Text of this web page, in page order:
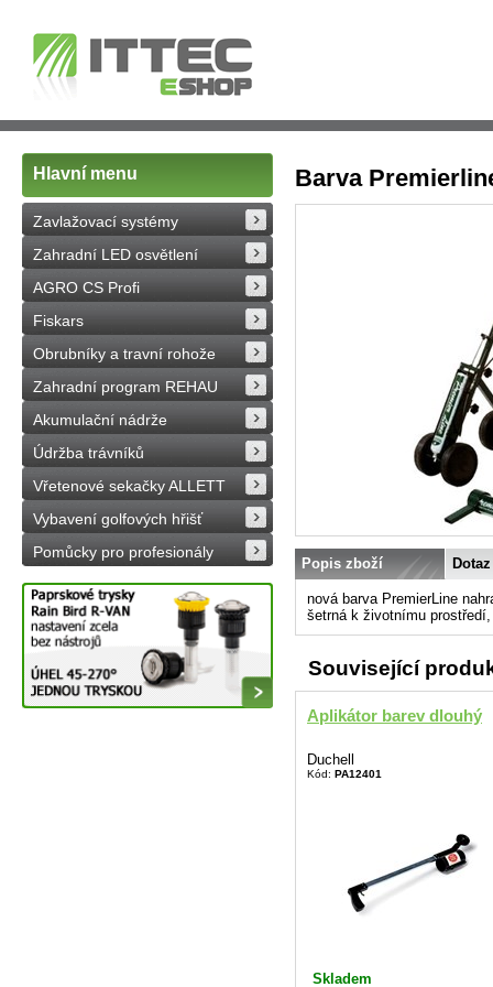
Hlavní menu
Zavlažovací systémy
Zahradní LED osvětlení
AGRO CS Profi
Fiskars
Obrubníky a travní rohože
Zahradní program REHAU
Akumulační nádrže
Údržba trávníků
Vřetenové sekačky ALLETT
Vybavení golfových hřišť
Pomůcky pro profesionály
Barva
Popis zboží
nová barva PremierLine
šetrná k životnímu
Související
Aplikátor barev dlouhý
Duchell
Kód: PA12401
Skladem